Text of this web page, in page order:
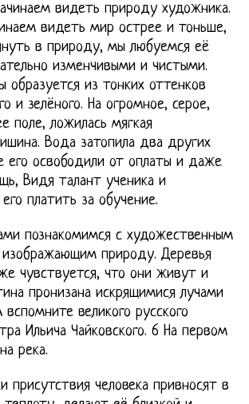
видеть природу художника.
видеть мир острее и тоньше,
в природу, мы любуемся её
изменчивыми и чистыми.
образуется из тонких оттенков
и зелёного. На огромное, серое,
поле, ложилась мягкая
Вода затопила два других
его освободили от оплаты и даже
Видя талант ученика и
платить за обучение.
познакомимся с художественным
природу. Деревья
чувствуется, что они живут и
пронизана искрящимися лучами
вспомните великого русского
Ильича Чайковского. 6 На первом
река.
присутствия человека привносят в